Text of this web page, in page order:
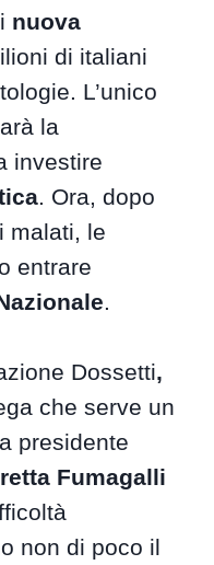
nuova
di italiani
L’unico
la
investire
. Ora, dopo
malati, le
entrare
.
Dossetti,
che serve un
presidente
Fumagalli
non di poco il